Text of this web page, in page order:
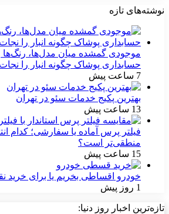
نوشته‌های تازه
موجودی گمشده میان مدل‌ها، رنگ‌ها و
حسابداری پوشاک چگونه انبار را
7 ساعت پیش
بهترین پکیج خدمات سئو در تهران
13 ساعت پیش
فیلتر پرس آماده یا سفارشی؛ کدام
منطقی‌تر است؟
15 ساعت پیش
خودرو اقساطی بخریم یا برای خرید
1 روز پیش
تازه‌ترین اخبار روز دنیا: